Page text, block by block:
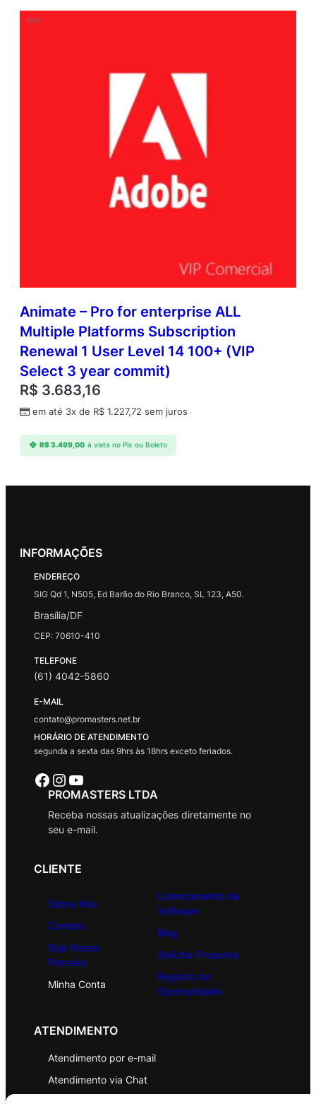
Animate – Pro for enterprise ALL
Multiple Platforms Subscription
Renewal 1 User Level 14 100+ (VIP
Select 3 year commit)
R$ 3.683,16
em até 3x de R$ 1.227,72 sem juros
R$3.499,00 à vista no Pix ou Boleto
INFORMAÇÕES
ENDEREÇO
SIG Qd 1, N505, Ed Barão do Rio Branco, SL 123, A50.
Brasília/DF
CEP: 70610-410
TELEFONE
(61) 4042-5860
E-MAIL
contato@promasters.net.br
HORÁRIO DE ATENDIMENTO
segunda a sexta das 9hrs às 18hrs exceto feriados.
Facebook Instagram Youtube
PROMASTERS LTDA
Receba nossas atualizações diretamente no
seu e-mail.
CLIENTE
Sobre Nós
Contato
Seja Nosso
Parceiro
Minha Conta
Licenciamento de
Software
Blog
Solicitar Proposta
Registro de
Oportunidade
ATENDIMENTO
Atendimento por e-mail
Atendimento via Chat